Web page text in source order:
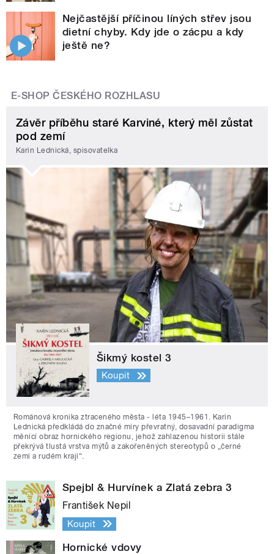
Nejčastější příčinou líných střev jsou
dietní chyby. Kdy jde o zácpu a kdy
ještě ne?
E-SHOP ČESKÉHO ROZHLASU
Závěr příběhu staré Karviné, který měl zůstat
pod zemí
Karin Lednická, spisovatelka
Šikmý kostel 3
Koupit
Románová kronika ztraceného města - léta 1945–1961. Karin
Lednická předkládá do značné míry převratný, dosavadní paradigma
měnící obraz hornického regionu, jehož zahlazenou historii stále
překrývá tlustá vrstva mýtů a zakořeněných stereotypů o „černé
zemi a rudém kraji“.
Spejbl & Hurvínek a Zlatá zebra 3
František Nepil
Koupit
Hornické vdovy